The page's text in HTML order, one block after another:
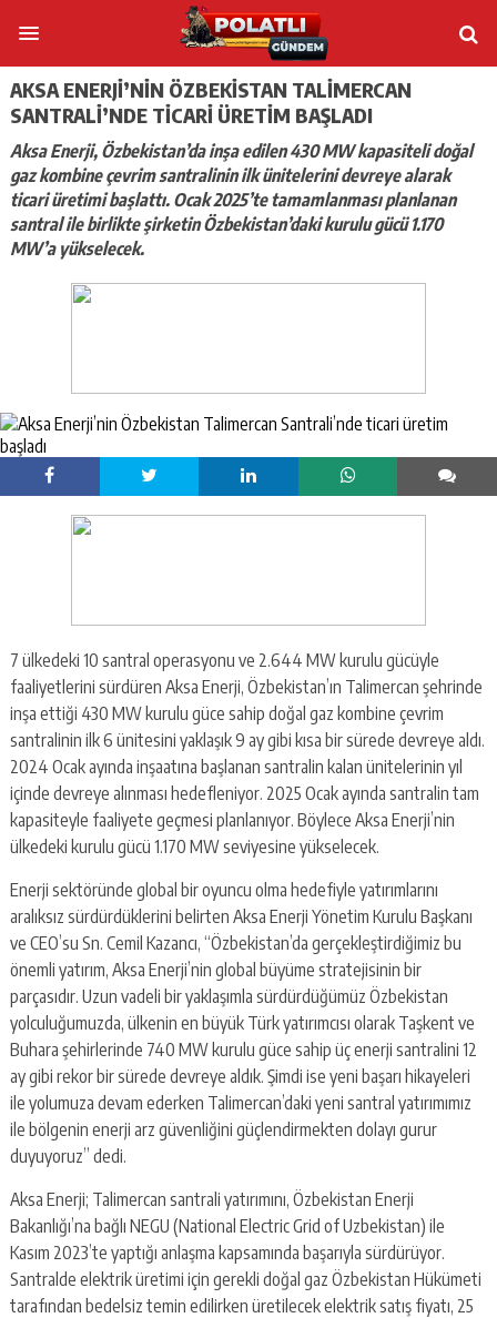
AKSA ENERJI’NIN ÖZBEKISTAN TALIMERCAN
SANTRALI’NDE TICARI ÜRETIM BAŞLADI
Aksa Enerji, Özbekistan’da inşa edilen 430 MW kapasiteli doğal
gaz kombine çevrim santralinin ilk ünitelerini devreye alarak
ticari üretimi başlattı. Ocak 2025’te tamamlanması planlanan
santral ile birlikte şirketin Özbekistan’daki kurulu gücü 1.170
MW’a yükselecek.
7 ülkedeki 10 santral operasyonu ve 2.644 MW kurulu gücüyle
faaliyetlerini sürdüren Aksa Enerji, Özbekistan’ın Talimercan şehrinde
inşa ettiği 430 MW kurulu güce sahip doğal gaz kombine çevrim
santralinin ilk 6 ünitesini yaklaşık 9 ay gibi kısa bir sürede devreye aldı.
2024 Ocak ayında inşaatına başlanan santralin kalan ünitelerinin yıl
içinde devreye alınması hedefleniyor. 2025 Ocak ayında santralin tam
kapasiteyle faaliyete geçmesi planlanıyor. Böylece Aksa Enerji’nin
ülkedeki kurulu gücü 1.170 MW seviyesine yükselecek.
Enerji sektöründe global bir oyuncu olma hedefiyle yatırımlarını
aralıksız sürdürdüklerini belirten Aksa Enerji Yönetim Kurulu Başkanı
ve CEO’su Sn. Cemil Kazancı, “Özbekistan’da gerçekleştirdiğimiz bu
önemli yatırım, Aksa Enerji’nin global büyüme stratejisinin bir
parçasıdır. Uzun vadeli bir yaklaşımla sürdürdüğümüz Özbekistan
yolculuğumuzda, ülkenin en büyük Türk yatırımcısı olarak Taşkent ve
Buhara şehirlerinde 740 MW kurulu güce sahip üç enerji santralini 12
ay gibi rekor bir sürede devreye aldık. Şimdi ise yeni başarı hikayeleri
ile yolumuza devam ederken Talimercan’daki yeni santral yatırımımız
ile bölgenin enerji arz güvenliğini güçlendirmekten dolayı gurur
duyuyoruz” dedi.
Aksa Enerji; Talimercan santrali yatırımını, Özbekistan Enerji
Bakanlığı’na bağlı NEGU (National Electric Grid of Uzbekistan) ile
Kasım 2023’te yaptığı anlaşma kapsamında başarıyla sürdürüyor.
Santralde elektrik üretimi için gerekli doğal gaz Özbekistan Hükümeti
tarafından bedelsiz temin edilirken üretilecek elektrik satış fiyatı, 25